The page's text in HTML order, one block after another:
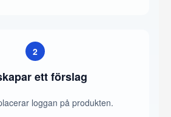
2
ett förslag
loggan på produkten.